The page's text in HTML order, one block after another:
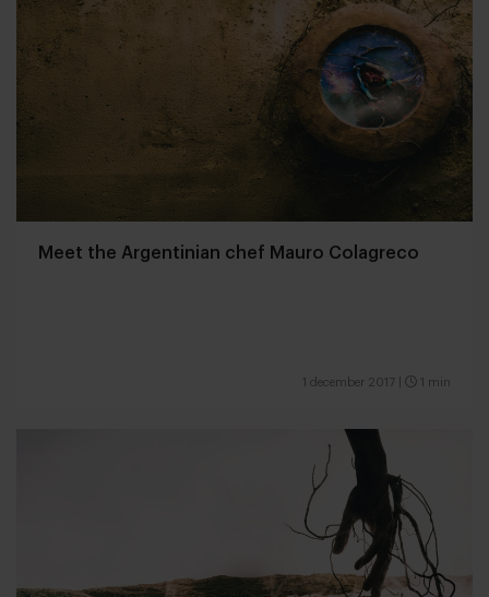
Meet the Argentinian chef Mauro Colagreco
1 december 2017 1 min